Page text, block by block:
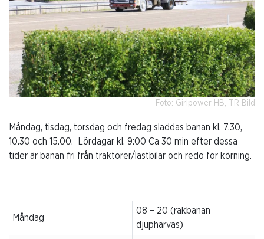
Foto: Girlpower HB, TR Bild
Måndag, tisdag, torsdag och fredag sladdas banan kl. 7.30,
10.30 och 15.00. Lördagar kl. 9:00 Ca 30 min efter dessa
tider är banan fri från traktorer/lastbilar och redo för körning.
Måndag
08 – 20 (rakbanan
djupharvas)